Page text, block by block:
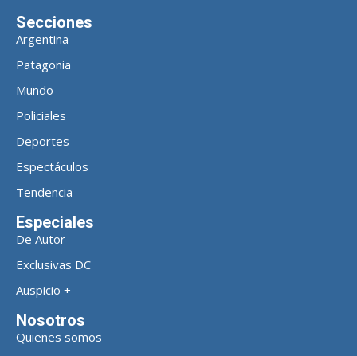
Secciones
Argentina
Patagonia
Mundo
Policiales
Deportes
Espectáculos
Tendencia
Especiales
De Autor
Exclusivas DC
Auspicio +
Nosotros
Quienes somos